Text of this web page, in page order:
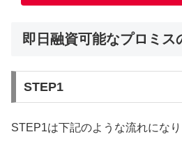
即日融資可能なプロミス
STEP1
STEP1は下記のような流れになり